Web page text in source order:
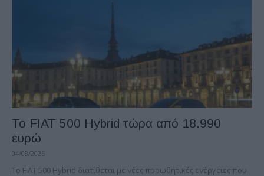
Το FIAT 500 Hybrid τώρα από 18.990
ευρώ
04/08/2026
Το FIAT 500 Hybrid διατίθεται με νέες προωθητικές ενέργειες που